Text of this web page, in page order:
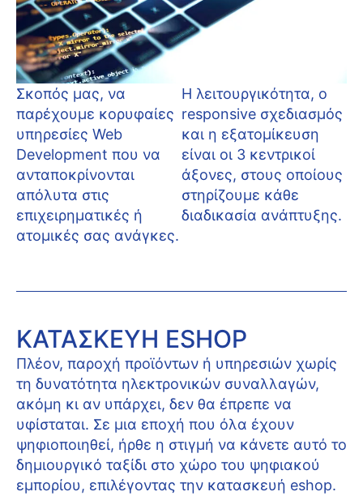
Σκοπός μας, να
παρέχουμε κορυφαίες
υπηρεσίες Web
Development που να
ανταποκρίνονται
απόλυτα στις
επιχειρηματικές ή
ατομικές σας ανάγκες.
Η λειτουργικότητα, ο
responsive σχεδιασμός
και η εξατομίκευση
είναι οι 3 κεντρικοί
άξονες, στους οποίους
στηρίζουμε κάθε
διαδικασία ανάπτυξης.
ΚΑΤΑΣΚΕΥΉ ESHOP
Πλέον, παροχή προϊόντων ή υπηρεσιών χωρίς
τη δυνατότητα ηλεκτρονικών συναλλαγών,
ακόμη κι αν υπάρχει, δεν θα έπρεπε να
υφίσταται. Σε μια εποχή που όλα έχουν
ψηφιοποιηθεί, ήρθε η στιγμή να κάνετε αυτό το
δημιουργικό ταξίδι στο χώρο του ψηφιακού
εμπορίου, επιλέγοντας την κατασκευή eshop.